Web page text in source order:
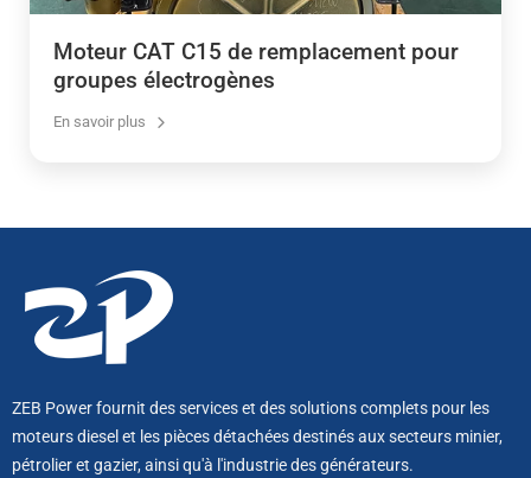
Moteur CAT C15 de remplacement pour
groupes électrogènes
En savoir plus
ZEB Power fournit des services et des solutions complets pour les
moteurs diesel et les pièces détachées destinés aux secteurs minier,
pétrolier et gazier, ainsi qu'à l'industrie des générateurs.